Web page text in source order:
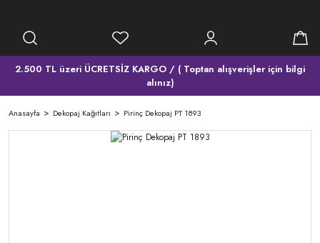
2.500 TL üzeri ÜCRETSİZ KARGO / ( Toptan alışverişler için bilgi
alınız)
Anasayfa Dekopaj Kağıtları Pirinç Dekopaj PT 1893